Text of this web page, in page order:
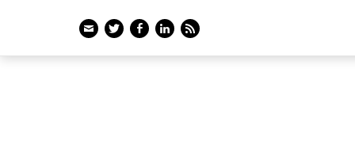
EmailTwitterFacebook
LinkedIn
Feed